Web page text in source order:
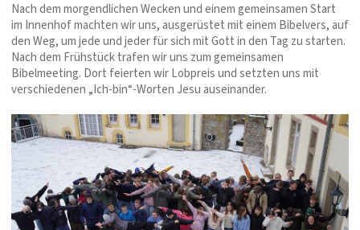
Nach dem morgendlichen Wecken und einem gemeinsamen Start
im Innenhof machten wir uns, ausgerüstet mit einem Bibelvers, auf
den Weg, um jede und jeder für sich mit Gott in den Tag zu starten.
Nach dem Frühstück trafen wir uns zum gemeinsamen
Bibelmeeting. Dort feierten wir Lobpreis und setzten uns mit
verschiedenen „Ich-bin“-Worten Jesu auseinander.